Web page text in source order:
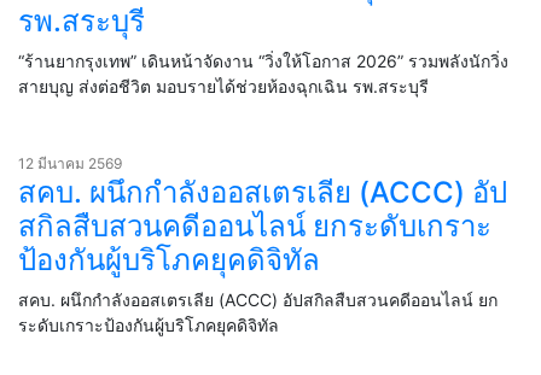
รพ.สระบุรี
“ร้านยากรุงเทพ” เดินหน้าจัดงาน “วิ่งให้โอกาส 2026” รวมพลังนักวิ่ง
สายบุญ ส่งต่อชีวิต มอบรายได้ช่วยห้องฉุกเฉิน รพ.สระบุรี
12 มีนาคม 2569
สคบ. ผนึกกำลังออสเตรเลีย (ACCC) อัป
สกิลสืบสวนคดีออนไลน์ ยกระดับเกราะ
ป้องกันผู้บริโภคยุคดิจิทัล
สคบ. ผนึกกำลังออสเตรเลีย (ACCC) อัปสกิลสืบสวนคดีออนไลน์ ยก
ระดับเกราะป้องกันผู้บริโภคยุคดิจิทัล